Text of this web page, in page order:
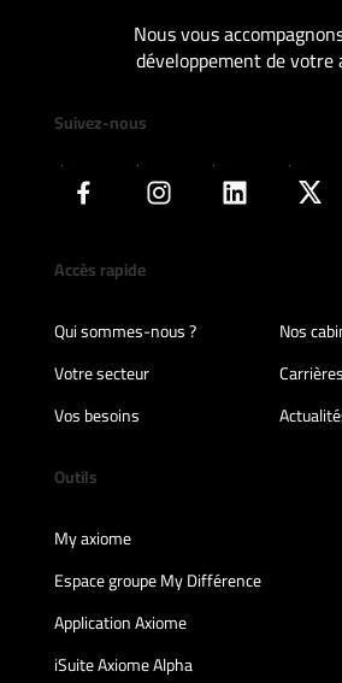
Nous vous
développement de
Suivez-nous
Accès rapide
Qui sommes-nous ?
Nos
Votre secteur
Carrières
Vos besoins
Outils
My axiome
Espace groupe My Différence
Application Axiome
iSuite Axiome Alpha